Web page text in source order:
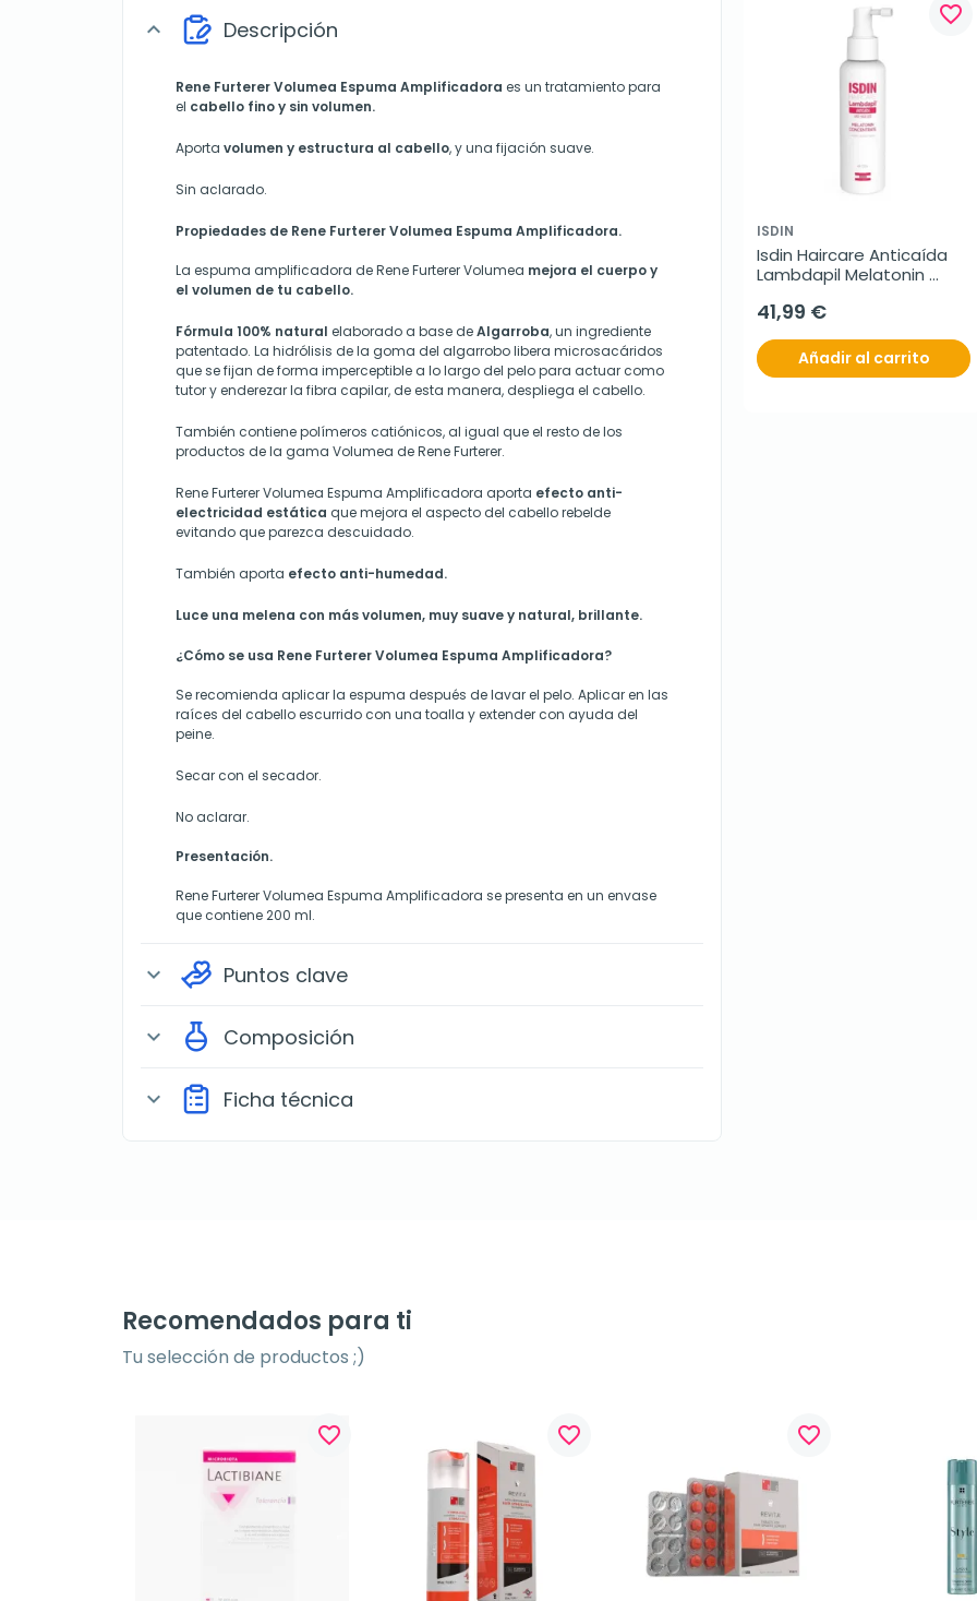
expand_more Descripción
Rene Furterer Volumea Espuma Amplificadora es un tratamiento para
el cabello fino y sin volumen.
Aporta volumen y estructura al cabello, y una fijación suave.
Sin aclarado.
Propiedades de Rene Furterer Volumea Espuma Amplificadora.
La espuma amplificadora de Rene Furterer Volumea mejora el cuerpo y
el volumen de tu cabello.
Fórmula 100% natural elaborado a base deAlgarroba, un ingrediente
patentado. La hidrólisis de la goma del algarrobo libera microsacáridos
que se fijan de forma imperceptible a lo largo del pelo para actuar como
tutor y enderezar la fibra capilar, de esta manera, despliega el cabello.
También contiene polímeros catiónicos, al igual que el resto de los
productos de la gama Volumea de Rene Furterer.
Rene Furterer Volumea Espuma Amplificadora aporta efecto anti-
electricidad estática que mejora el aspecto del cabello rebelde
evitando que parezca descuidado.
También aporta efecto anti-humedad.
Luce una melena con más volumen, muy suave y natural, brillante.
¿Cómo se usa Rene Furterer Volumea Espuma Amplificadora?
Se recomienda aplicar la espuma después de lavar el pelo. Aplicar en las
raíces del cabello escurrido con una toalla y extender con ayuda del
peine.
Secar con el secador.
No aclarar.
Presentación.
Rene Furterer Volumea Espuma Amplificadora se presenta en un envase
que contiene 200 ml.
expand_more Puntos clave
expand_more Composición
expand_more Ficha técnica
favorite_border
ISDIN
Isdin Haircare Anticaída
Lambdapil Melatonin
ml
41,99 €
Añadir al carrito
Recomendados para ti
Tu selección de productos ;)
favorite_border favorite_border favorite_border